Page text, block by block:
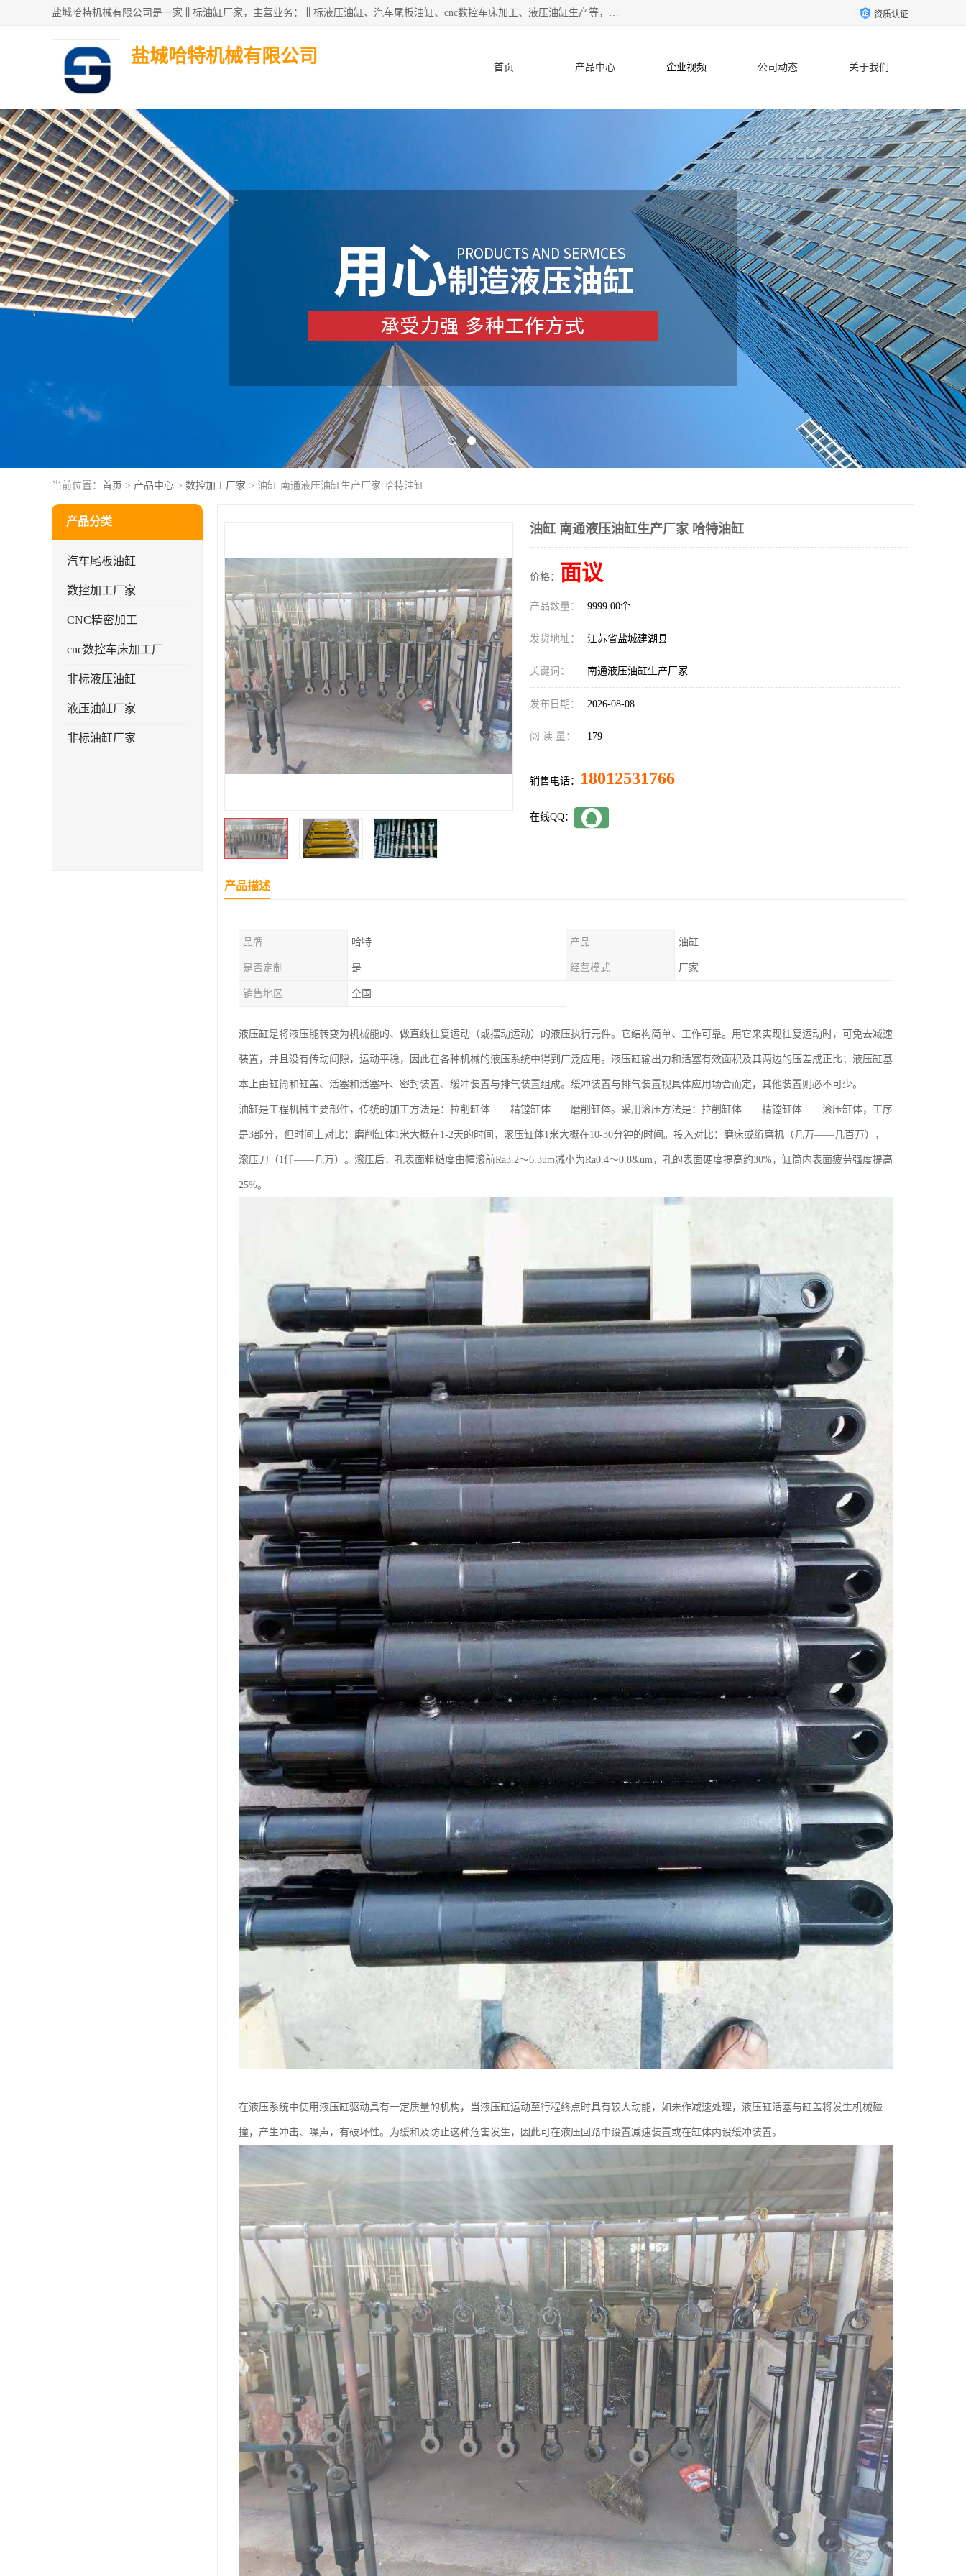
盐城哈特机械有限公司是一家非标油缸厂家，主营业务：非标液压油缸、汽车尾板油缸、cnc数控车床加工、液压油缸生产等，公司已通过了 ISO9000 质、量管理体系认证和 ISO14001、环境管理体系认证,力求成为一家以技术实力著称的多元化机械制造企业。 资质认证
盐城哈特机械有限公司
首页 产品中心 企业视频 公司动态 关于我们
当前位置： 首页 > 产品中心 > 数控加工厂家 > 油缸 南通液压油缸生产厂家 哈特油缸
产品分类
汽车尾板油缸
数控加工厂家
CNC精密加工
cnc数控车床加工厂
非标液压油缸
液压油缸厂家
非标油缸厂家
油缸 南通液压油缸生产厂家 哈特油缸
价格： 面议
产品数量： 9999.00个
发货地址： 江苏省盐城建湖县
关键词： 南通液压油缸生产厂家
发布日期： 2026-08-08
阅 读 量： 179
销售电话： 18012531766
在线QQ：
产品描述
品牌 哈特 产品 油缸
是否定制 是 经营模式 厂家
销售地区 全国
液压缸是将液压能转变为机械能的、做直线往复运动（或摆动运动）的液压执行元件。它结构简单、工作可靠。用它来实现往复运动时，可免去减速
装置，并且没有传动间隙，运动平稳，因此在各种机械的液压系统中得到广泛应用。液压缸输出力和活塞有效面积及其两边的压差成正比；液压缸基
本上由缸筒和缸盖、活塞和活塞杆、密封装置、缓冲装置与排气装置组成。缓冲装置与排气装置视具体应用场合而定，其他装置则必不可少。
油缸是工程机械主要部件，传统的加工方法是：拉削缸体——精镗缸体——磨削缸体。采用滚压方法是：拉削缸体——精镗缸体——滚压缸体，工序
是3部分，但时间上对比：磨削缸体1米大概在1-2天的时间，滚压缸体1米大概在10-30分钟的时间。投入对比：磨床或绗磨机（几万——几百万），
滚压刀（1仟——几万）。滚压后，孔表面粗糙度由幢滚前Ra3.2～6.3um减小为Ra0.4～0.8&um，孔的表面硬度提高约30%，缸筒内表面疲劳强度提高
25%。
在液压系统中使用液压缸驱动具有一定质量的机构，当液压缸运动至行程终点时具有较大动能，如未作减速处理，液压缸活塞与缸盖将发生机械碰
撞，产生冲击、噪声，有破坏性。为缓和及防止这种危害发生，因此可在液压回路中设置减速装置或在缸体内设缓冲装置。